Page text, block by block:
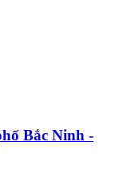
Bắc Ninh -